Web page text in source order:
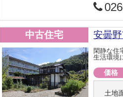
中古住宅 安曇
閑静な住
生活環境
価格
土地